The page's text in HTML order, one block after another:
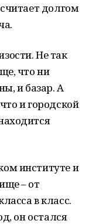
долгом
Не так
что ни
и базар. А
и городской
институте и
– от
в класс.
он остался